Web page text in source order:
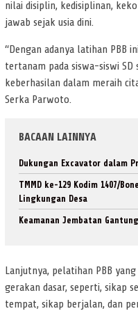
nilai disiplin, kedisiplinan,
jawab sejak usia dini.
“Dengan adanya latihan PBB
tertanam pada siswa-siswi
keberhasilan dalam meraih
Serka Parwoto.
BACAAN LAINNYA
Dukungan Excavator dalam
TMMD ke-129 Kodim 1407/
Lingkungan Desa
Keamanan Jembatan
Lanjutnya, pelatihan PBB
gerakan dasar, seperti, sikap
tempat, sikap berjalan, dan